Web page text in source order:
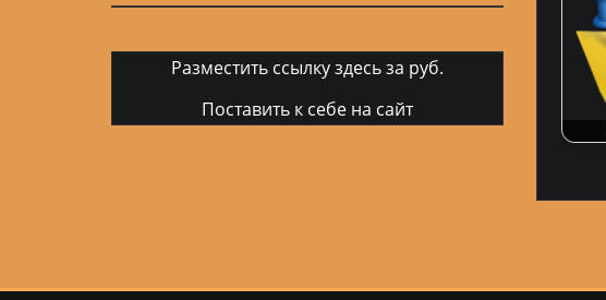
Разместить ссылку здесь за руб.
Поставить к себе на сайт